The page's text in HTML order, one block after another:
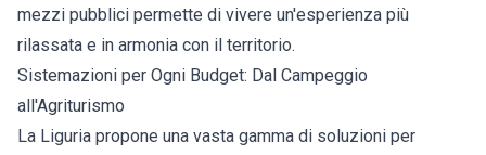
mezzi pubblici permette di vivere un'esperienza più
rilassata e in armonia con il territorio.
Sistemazioni per Ogni Budget: Dal Campeggio
all'Agriturismo
La Liguria propone una vasta gamma di soluzioni per